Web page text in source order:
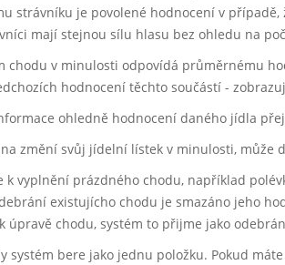
strávníku je povolené hodnocení v
mají stejnou sílu hlasu bez ohledu na
chodu v minulosti odpovídá průměrnému
hodnocení těchto součástí -
ohledně hodnocení daného jídla
změní svůj jídelní lístek v minulosti, může
k vyplnění prázdného chodu, například
existujícho chodu je smazáno jeho
úpravě chodu, systém to přijme jako
systém bere jako jednu položku. Pokud